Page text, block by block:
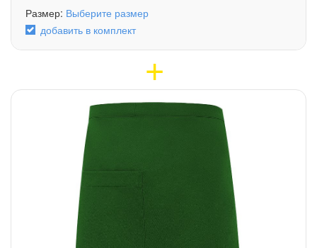
Размер: Выберите размер
добавить в комплект